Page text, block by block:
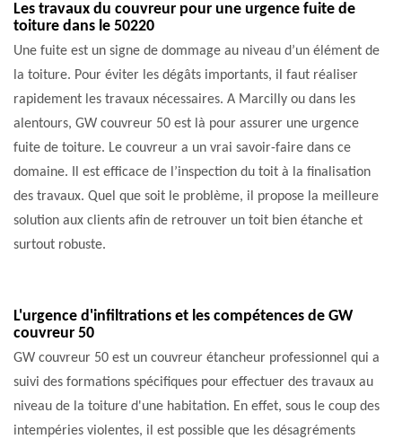
Les travaux du couvreur pour une urgence fuite de
toiture dans le 50220
Une fuite est un signe de dommage au niveau d’un élément de
la toiture. Pour éviter les dégâts importants, il faut réaliser
rapidement les travaux nécessaires. A Marcilly ou dans les
alentours, GW couvreur 50 est là pour assurer une urgence
fuite de toiture. Le couvreur a un vrai savoir-faire dans ce
domaine. Il est efficace de l’inspection du toit à la finalisation
des travaux. Quel que soit le problème, il propose la meilleure
solution aux clients afin de retrouver un toit bien étanche et
surtout robuste.
L'urgence d'infiltrations et les compétences de GW
couvreur 50
GW couvreur 50 est un couvreur étancheur professionnel qui a
suivi des formations spécifiques pour effectuer des travaux au
niveau de la toiture d'une habitation. En effet, sous le coup des
intempéries violentes, il est possible que les désagréments